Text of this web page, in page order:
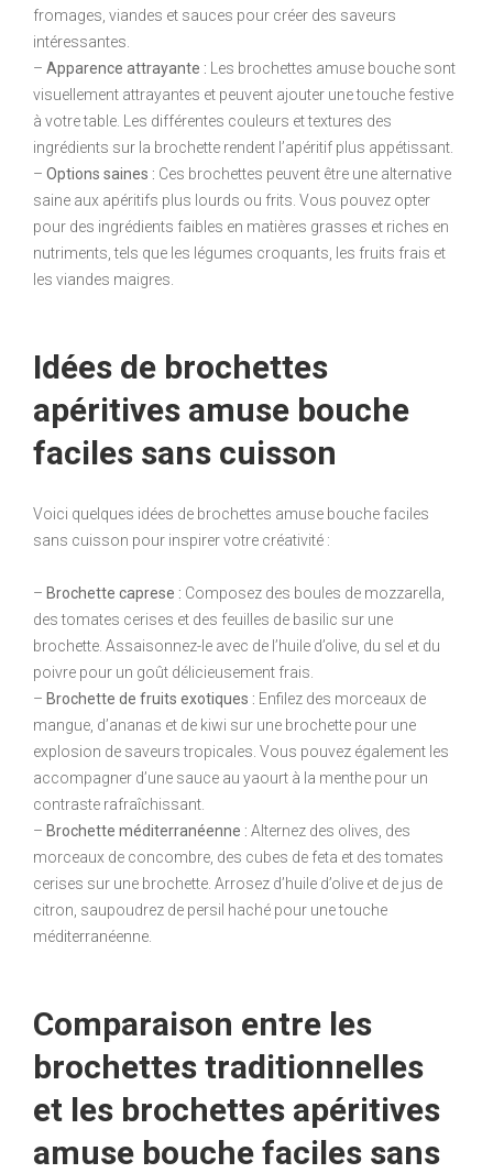
fromages, viandes et sauces pour créer des saveurs
intéressantes.
– Apparence attrayante : Les brochettes amuse bouche sont
visuellement attrayantes et peuvent ajouter une touche festive
à votre table. Les différentes couleurs et textures des
ingrédients sur la brochette rendent l’apéritif plus appétissant.
– Options saines : Ces brochettes peuvent être une alternative
saine aux apéritifs plus lourds ou frits. Vous pouvez opter
pour des ingrédients faibles en matières grasses et riches en
nutriments, tels que les légumes croquants, les fruits frais et
les viandes maigres.
Idées de brochettes
apéritives amuse bouche
faciles sans cuisson
Voici quelques idées de brochettes amuse bouche faciles
sans cuisson pour inspirer votre créativité :
– Brochette caprese : Composez des boules de mozzarella,
des tomates cerises et des feuilles de basilic sur une
brochette. Assaisonnez-le avec de l’huile d’olive, du sel et du
poivre pour un goût délicieusement frais.
– Brochette de fruits exotiques : Enfilez des morceaux de
mangue, d’ananas et de kiwi sur une brochette pour une
explosion de saveurs tropicales. Vous pouvez également les
accompagner d’une sauce au yaourt à la menthe pour un
contraste rafraîchissant.
– Brochette méditerranéenne : Alternez des olives, des
morceaux de concombre, des cubes de feta et des tomates
cerises sur une brochette. Arrosez d’huile d’olive et de jus de
citron, saupoudrez de persil haché pour une touche
méditerranéenne.
Comparaison entre les
brochettes traditionnelles
et les brochettes apéritives
amuse bouche faciles sans